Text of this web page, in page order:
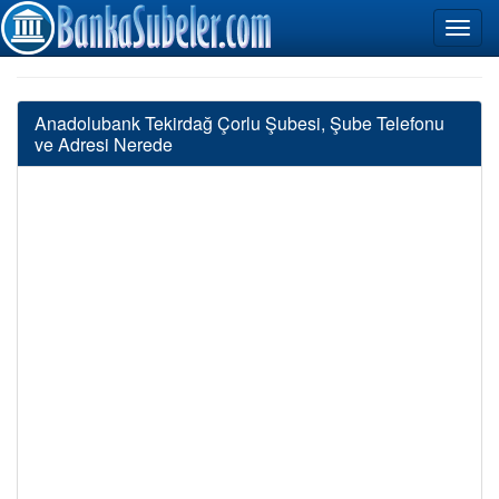
Anadolubank Tekirdağ Çorlu Şubesi, Şube Telefonu
ve Adresi Nerede